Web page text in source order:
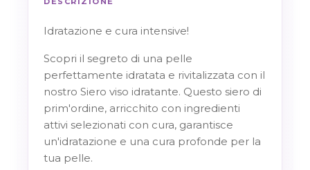
Idratazione e cura intensive!
Scopri il segreto di una pelle
perfettamente idratata e rivitalizzata con il
nostro Siero viso idratante. Questo siero di
prim'ordine, arricchito con ingredienti
attivi selezionati con cura, garantisce
un'idratazione e una cura profonde per la
tua pelle.